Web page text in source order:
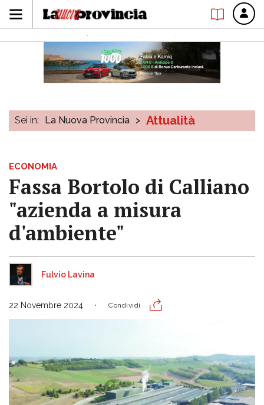
Sei in: La Nuova Provincia > Attualità
ECONOMIA
Fassa Bortolo di Calliano
"azienda a misura
d'ambiente"
Fulvio Lavina
22 Novembre 2024 Condividi